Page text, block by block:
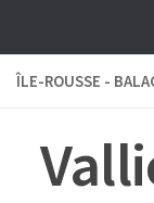
ÎLE-ROUSSE -